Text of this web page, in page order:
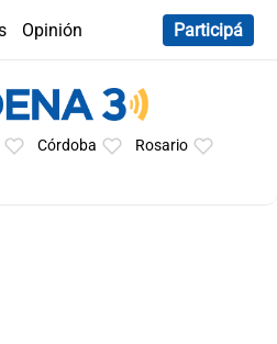
Opinión
Participá
Córdoba Rosario